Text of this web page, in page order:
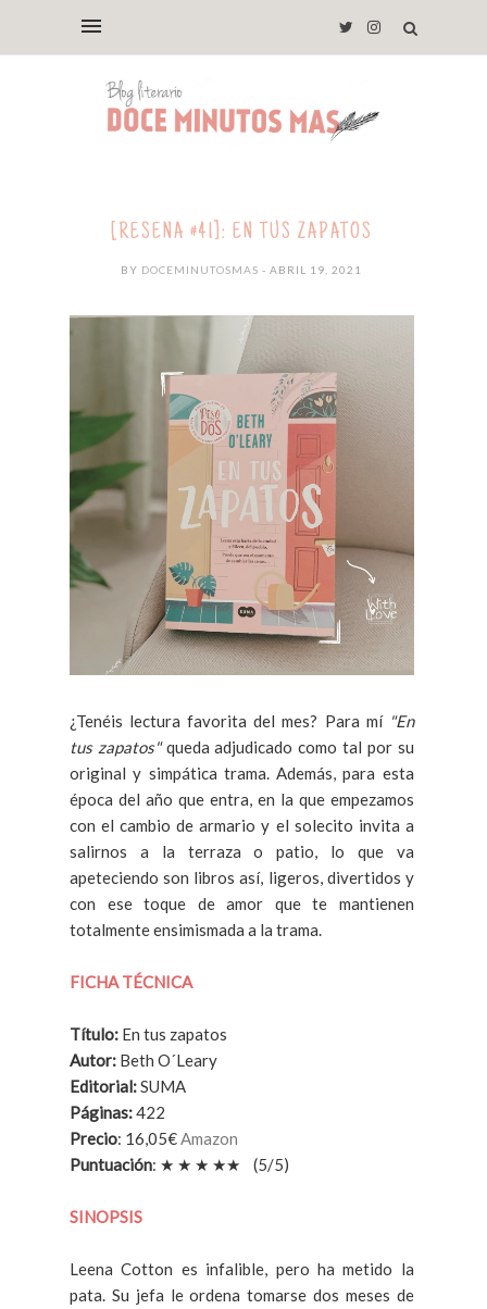
[RESEÑA #41]: EN TUS ZAPATOS
BY DOCEMINUTOSMAS- ABRIL 19, 2021
¿Tenéis lectura favorita del mes? Para mí "En
tus zapatos"queda adjudicado como tal por su
original y simpática trama. Además, para esta
época del año que entra, en la que empezamos
con el cambio de armario y el solecito invita a
salirnos a la terraza o patio, lo que va
apeteciendo son libros así, ligeros, divertidos y
con ese toque de amor que te mantienen
totalmente ensimismada a la trama.
FICHA TÉCNICA
Título: En tus zapatos
Autor: Beth O´Leary
Editorial:SUMA
Páginas:422
Precio: 16,05€Amazon
Puntuación: ★ ★ ★ ★★ (5/5)
SINOPSIS
Leena Cotton es infalible, pero ha metido la
pata. Su jefa le ordena tomarse dos meses de